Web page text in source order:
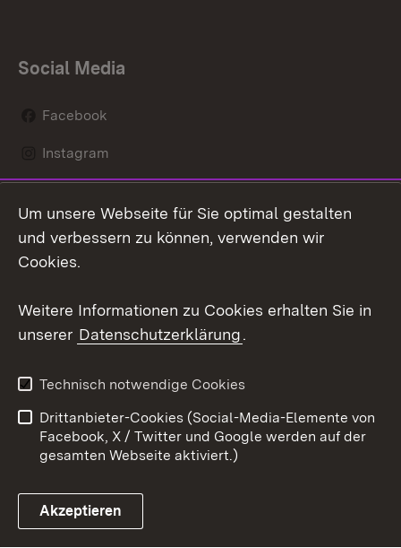
Social Media
Facebook
Instagram
Mastodon
Youtube
Link zum Landesportal
Kontakt
Datenschutz
Barrierefreiheit
Impressum Cookies
Um unsere Webseite für Sie optimal gestalten
und verbessern zu können, verwenden wir
Cookies.
Weitere Informationen zu Cookies erhalten Sie in
unserer Datenschutzerklärung.
Technisch notwendige Cookies
Drittanbieter-Cookies (Social-Media-Elemente von
Facebook, X / Twitter und Google werden auf der
gesamten Webseite aktiviert.)
Akzeptieren